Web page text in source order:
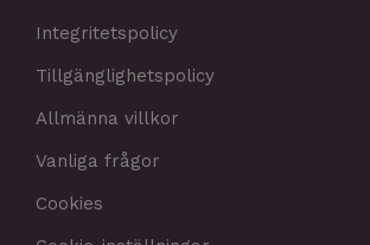
Integritetspolicy
Tillgänglighetspolicy
Allmänna villkor
Vanliga frågor
Cookies